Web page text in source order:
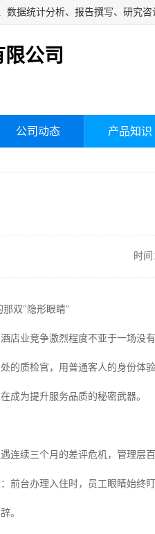
公司
公司动态 产品知识
时间
那双"隐形眼睛"
店业竞争激烈程度不亚于一场没有
的质检官，用普通客人的身份体
成为提升服务品质的秘密武器。
连续三个月的差评危机，管理层百
前台办理入住时，员工眼睛始终
。